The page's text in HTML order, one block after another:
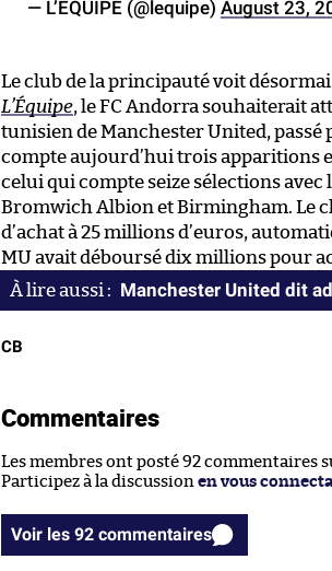
— L’ÉQUIPE (@lequipe) August 23,
Le club de la principauté voit
L’Équipe, le FC Andorra souhaiterait
tunisien de Manchester United, passé
compte aujourd’hui trois apparitions
celui qui compte seize sélections
Bromwich Albion et Birmingham. Le
d’achat à 25 millions d’euros,
MU avait déboursé dix millions pour
Manchester United dit
CB
Commentaires
Les membres ont posté 92 commentaires
Participez à la discussion en vous
Voir les 92 commentaires